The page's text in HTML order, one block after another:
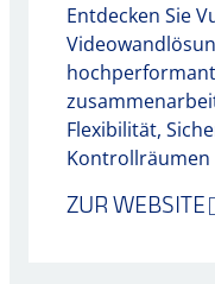
Entdecken Sie
Flexibilität,
Kontrollräumen
ZUR WEBSITE